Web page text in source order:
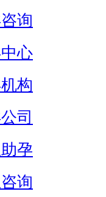
询
心
构
司
孕
询